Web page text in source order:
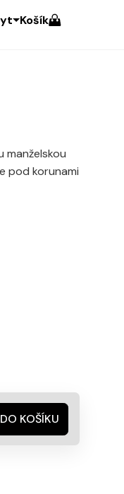
Košík
manželskou
pod korunami
DO KOŠÍKU